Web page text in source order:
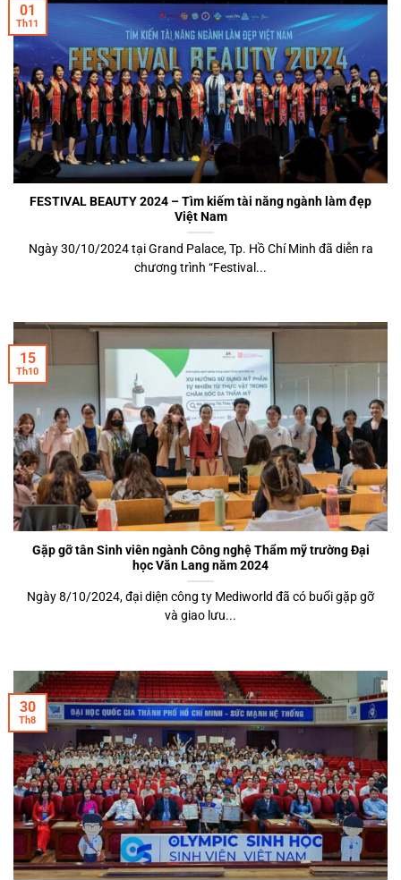
FESTIVAL BEAUTY 2024 – Tìm kiếm tài năng ngành làm đẹp
Việt Nam
Ngày 30/10/2024 tại Grand Palace, Tp. Hồ Chí Minh đã diễn ra
chương trình “Festival...
01
Th11
Gặp gỡ tân Sinh viên ngành Công nghệ Thẩm mỹ trường Đại
học Văn Lang năm 2024
Ngày 8/10/2024, đại diện công ty Mediworld đã có buổi gặp gỡ
và giao lưu...
15
Th10
30
Th8